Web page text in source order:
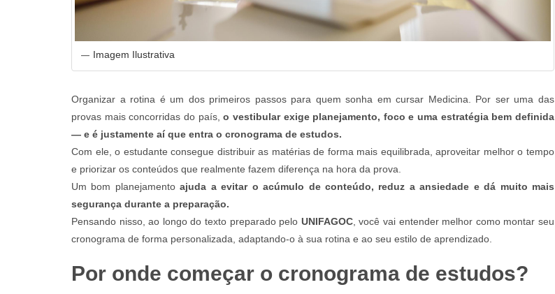
Imagem Ilustrativa
Organizar a rotina é um dos primeiros passos para quem sonha em cursar Medicina. Por ser uma das
provas mais concorridas do país,o vestibular exige planejamento, foco e uma estratégia bem definida
— e é justamente aí que entra o cronograma de estudos.
Com ele, o estudante consegue distribuir as matérias de forma mais equilibrada, aproveitar melhor o tempo
e priorizar os conteúdos que realmente fazem diferença na hora da prova.
Um bom planejamentoajuda a evitar o acúmulo de conteúdo, reduz a ansiedade e dá muito mais
segurança durante a preparação.
Pensando nisso, ao longo do texto preparado pelo UNIFAGOC, você vai entender melhor como montar seu
cronograma de forma personalizada, adaptando-o à sua rotina e ao seu estilo de aprendizado.
Por onde começar o cronograma de estudos?